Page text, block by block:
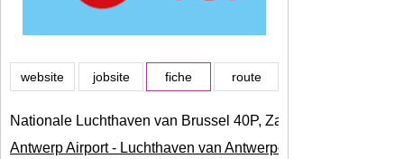
website jobsite fiche route
Nationale Luchthaven van Brussel 40P, Zaventem
Antwerp Airport - Luchthaven van Antwerpen